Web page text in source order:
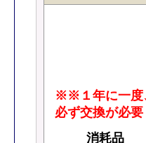
※※１年に一度
必ず交換が必要
消耗品